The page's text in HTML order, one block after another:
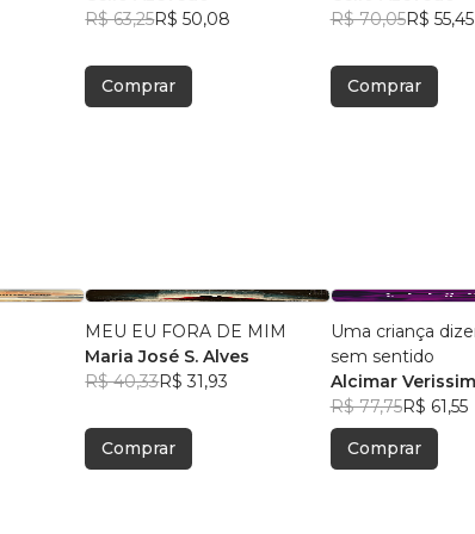
R$ 63,25R$ 50,08
Comprar
R$ 70,05R$ 55,45
Comprar
MEU EU FORA DE MIM
Maria José S. Alves
R$ 40,33R$ 31,93
Comprar
Uma criança
sem sentido
Alcimar
R$ 77,75R$ 61,55
Comprar